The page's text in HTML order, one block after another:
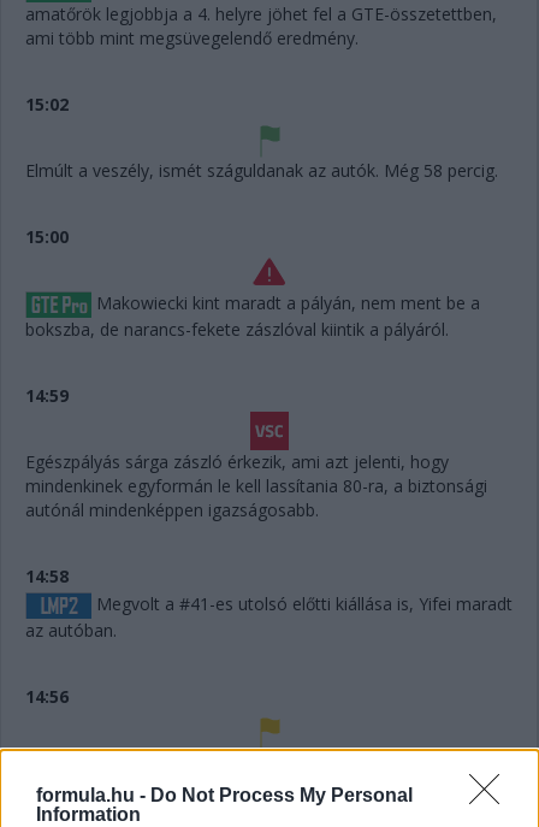
formula.hu - Do Not Process My Personal
Information
amatőrök legjobbja a 4. helyre jöhet fel a GTE-összetettben,
ami több mint megsüvegelendő eredmény.
15:02
Elmúlt a veszély, ismét száguldanak az autók. Még 58 percig.
15:00
Makowiecki kint maradt a pályán, nem ment be a
bokszba, de narancs-fekete zászlóval kiintik a pályáról.
14:59
Egészpályás sárga zászló érkezik, ami azt jelenti, hogy
mindenkinek egyformán le kell lassítania 80-ra, a biztonsági
autónál mindenképpen igazságosabb.
14:58
Megvolt a #41-es utolsó előtti kiállása is, Yifei maradt
az autóban.
14:56
sikánon, és elhagyta a diffúzorát! Aztán újabb darabok esnek
le az autóról, aminek elment a fékje a kritikus pillanatban a